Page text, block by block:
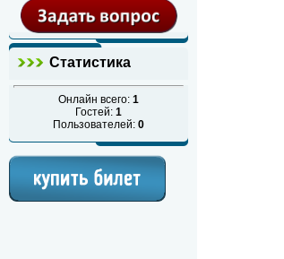
Статистика
Онлайн всего: 1
Гостей: 1
Пользователей: 0